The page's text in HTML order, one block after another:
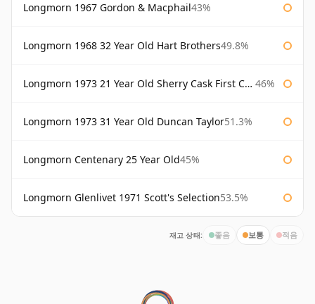
Longmorn 1967 Gordon & Macphail43%
Longmorn 1968 32 Year Old Hart Brothers49.8%
Longmorn 1973 21 Year Old Sherry Cask First Cask 46%
Longmorn 1973 31 Year Old Duncan Taylor51.3%
Longmorn Centenary 25 Year Old45%
Longmorn Glenlivet 1971 Scott's Selection53.5%
재고 상태: 좋음 보통 적음